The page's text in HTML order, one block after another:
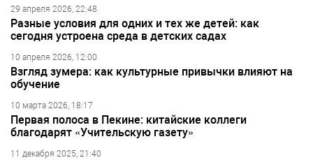
29 апреля 2026, 22:48
Разные условия для одних и тех же детей: как
сегодня устроена среда в детских садах
10 апреля 2026, 12:00
Взгляд зумера: как культурные привычки влияют на
обучение
10 марта 2026, 18:17
Первая полоса в Пекине: китайские коллеги
благодарят «Учительскую газету»
11 декабря 2025, 21:40